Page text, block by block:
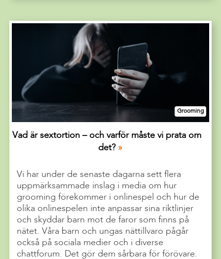
Grooming
Vad är sextortion – och varför måste vi prata om
det?
Vi har under de senaste dagarna sett flera
uppmärksammade inslag i media om hur
grooming förekommer i onlinespel och hur de
olika onlinespelen inte anpassar sina riktlinjer
och skyddar barn mot de faror som finns på
nätet. Våra barn och ungas nättillvaro pågår
också på sociala medier och i diverse
chattforum. Det gör dem sårbara för förövare.